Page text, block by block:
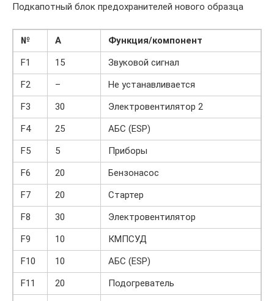
Подкапотный блок предохранителей нового образца
№ А
Функция/компонент
F1
15
Звуковой сигнал
F2
–
Не устанавливается
F3
30
Электровентилятор 2
F4
25
АБС (ESP)
F5
5
Приборы
F6
20
Бензонасос
F7
20
Стартер
F8
30
Электровентилятор
F9
10
КМПСУД
F10
10
АБС (ESP)
F11
20
Подогреватель